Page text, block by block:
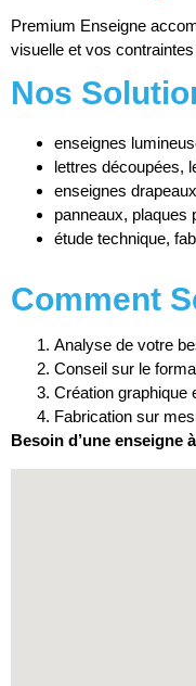
Premium Enseigne
visuelle et vos
Nos
enseignes
lettres découpées,
enseignes
panneaux, plaques
étude technique,
Comment
Analyse de votre
Conseil sur le
Création graphique
Fabrication sur
Besoin d’une enseigne